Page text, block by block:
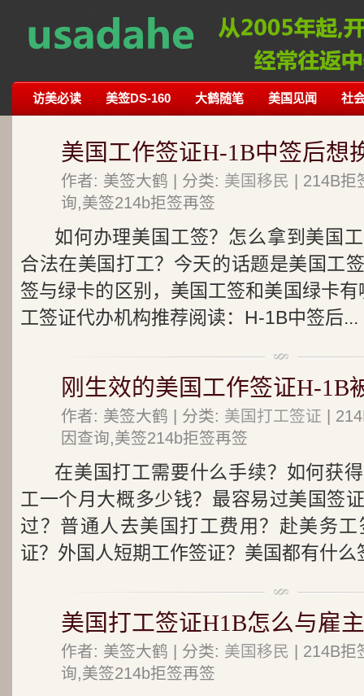
访美必读 美签DS-160 大鹤随笔 美国见闻 社
美国工作签证H-1B中签后想
作者: 美签大鹤 | 分类: 美国移民 | 214B
询,美签214b拒签再签
如何办理美国工签？怎么拿到美国
合法在美国打工？今天的话题是美国工
签与绿卡的区别，美国工签和美国绿卡
工签证代办机构推荐阅读：H-1B中签后...
刚生效的美国工作签证H-1B
作者: 美签大鹤 | 分类: 美国打工签证 |
因查询,美签214b拒签再签
在美国打工需要什么手续？如何获
工一个月大概多少钱？最容易过美国签
过？普通人去美国打工费用？赴美务
证？外国人短期工作签证？美国都有什么
美国打工签证H1B怎么与雇
作者: 美签大鹤 | 分类: 美国移民 | 214B
询,美签214b拒签再签